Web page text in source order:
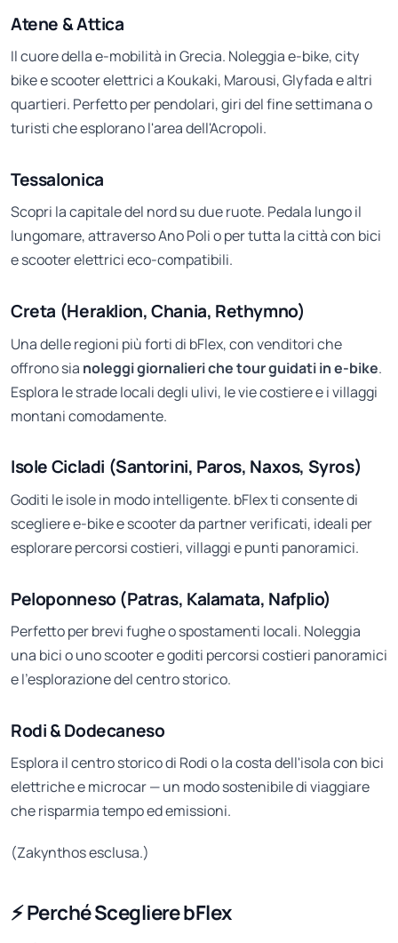
Atene & Attica
Il cuore della e-mobilità in Grecia. Noleggia e-bike, city
bike e scooter elettrici a Koukaki, Marousi, Glyfada e altri
quartieri. Perfetto per pendolari, giri del fine settimana o
turisti che esplorano l'area dell'Acropoli.
Tessalonica
Scopri la capitale del nord su due ruote. Pedala lungo il
lungomare, attraverso Ano Poli o per tutta la città con bici
e scooter elettrici eco-compatibili.
Creta (Heraklion, Chania, Rethymno)
Una delle regioni più forti di bFlex, con venditori che
offrono sia noleggi giornalieri che tour guidati in e-bike.
Esplora le strade locali degli ulivi, le vie costiere e i villaggi
montani comodamente.
Isole Cicladi (Santorini, Paros, Naxos, Syros)
Goditi le isole in modo intelligente. bFlex ti consente di
scegliere e-bike e scooter da partner verificati, ideali per
esplorare percorsi costieri, villaggi e punti panoramici.
Peloponneso (Patras, Kalamata, Nafplio)
Perfetto per brevi fughe o spostamenti locali. Noleggia
una bici o uno scooter e goditi percorsi costieri panoramici
e l'esplorazione del centro storico.
Rodi & Dodecaneso
Esplora il centro storico di Rodi o la costa dell'isola con bici
elettriche e microcar — un modo sostenibile di viaggiare
che risparmia tempo ed emissioni.
(Zakynthos esclusa.)
⚡ Perché Scegliere bFlex